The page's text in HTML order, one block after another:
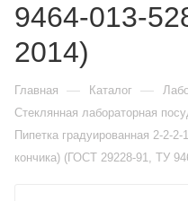
9464-013-
2014)
Главная — Каталог —
Стеклянная лабораторная
Пипетка градуированная 2-2-
кончика) (ГОСТ 29228-91, ТУ